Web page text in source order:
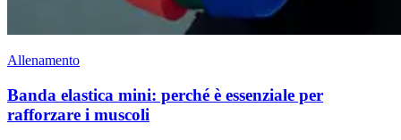
Allenamento
Banda elastica mini: perché è essenziale per
rafforzare i muscoli